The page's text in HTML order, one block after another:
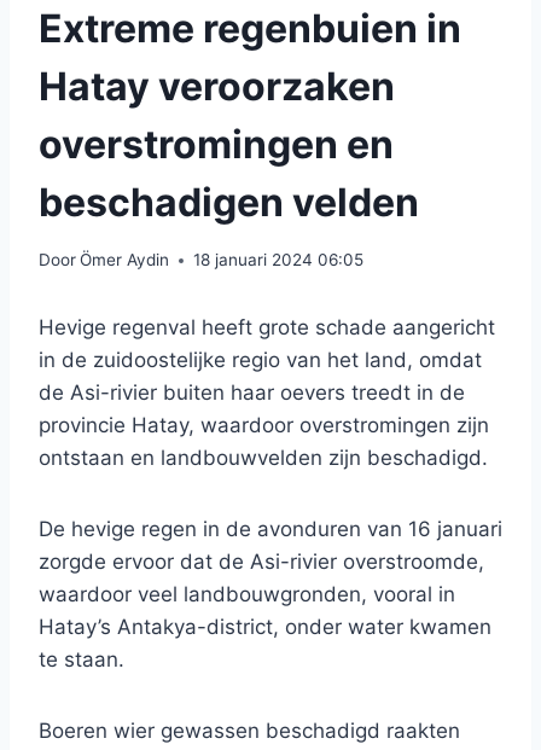
Extreme regenbuien in
Hatay veroorzaken
overstromingen en
beschadigen velden
DoorÖmer Aydin 18 januari 2024 06:05
Hevige regenval heeft grote schade aangericht
in de zuidoostelijke regio van het land, omdat
de Asi-rivier buiten haar oevers treedt in de
provincie Hatay, waardoor overstromingen zijn
ontstaan ​​en landbouwvelden zijn beschadigd.
De hevige regen in de avonduren van 16 januari
zorgde ervoor dat de Asi-rivier overstroomde,
waardoor veel landbouwgronden, vooral in
Hatay’s Antakya-district, onder water kwamen
te staan.
Boeren wier gewassen beschadigd raakten